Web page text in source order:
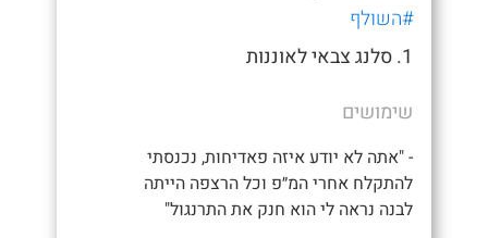
#השולף
1. סלנג צבאי לאוננות
שימושים
- "אתה לא יודע איזה פאדיחות, נכנסתי
להתקלח אחרי המ״פ וכל הרצפה הייתה
לבנה נראה לי הוא חנק את התרנגול"